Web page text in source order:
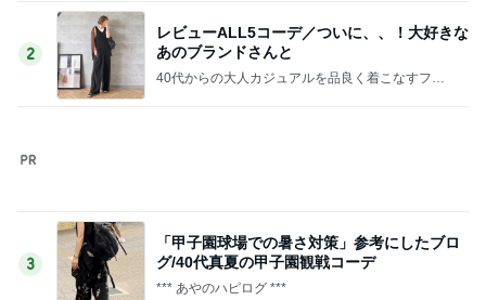
4
ワクワクした私がバカだった・・・やっぱり
長男に振り回される母
NAO'sStyleUp☆骨格診断・顔タイプで選ぶファッ
5
このジャンルの記事をもっと見る